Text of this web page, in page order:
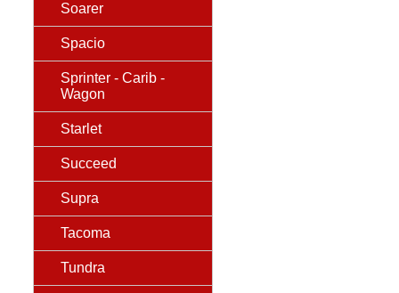
Soarer
Spacio
Sprinter - Carib -
Wagon
Starlet
Succeed
Supra
Tacoma
Tundra